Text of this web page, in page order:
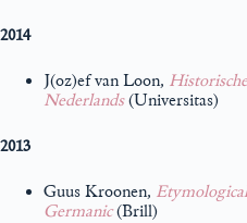
2014
J(oz)ef van Loon,
Nederlands(Universitas)
2013
Guus Kroonen, Etymological
Germanic (Brill)